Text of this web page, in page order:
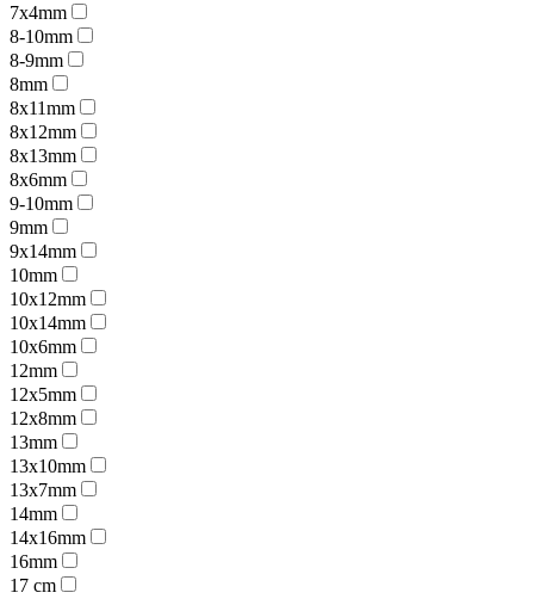
7x4mm
8-10mm
8-9mm
8mm
8x11mm
8x12mm
8x13mm
8x6mm
9-10mm
9mm
9x14mm
10mm
10x12mm
10x14mm
10x6mm
12mm
12x5mm
12x8mm
13mm
13x10mm
13x7mm
14mm
14x16mm
16mm
17 cm